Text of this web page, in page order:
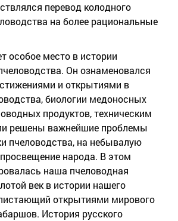
перевод колодного
на более рациональные
особое место в истории
Он ознаменовался
и открытиями в
биологии медоносных
продуктов, техническим
решены важнейшие проблемы
пчеловодства, на небывалую
народа. В этом
наша пчеловодная
век в истории нашего
открытиями мирового
История русского